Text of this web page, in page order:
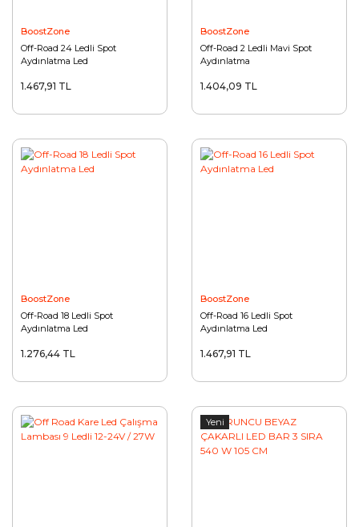
BoostZone
Off-Road 24 Ledli Spot
Aydınlatma Led
1.467,91 TL
BoostZone
Off-Road 2 Ledli Mavi Spot
Aydınlatma
1.404,09 TL
BoostZone
Off-Road 18 Ledli Spot
Aydınlatma Led
1.276,44 TL
BoostZone
Off-Road 16 Ledli Spot
Aydınlatma Led
1.467,91 TL
Yeni